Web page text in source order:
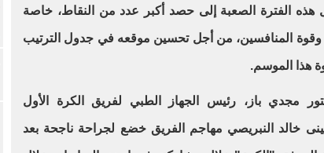
هذه الفترة الصعبة إلى حصد أكبر عدد من النقاط، خاصة
المنافسين، من أجل تحسين موقعه في جدول الترتيب
هذا الموسم.
مجدي باز، رئيس الجهاز الطبي لفريق الكرة الأول
خالد النبريصي مهاجم الفريق خضع لجراحة ناجحة بعد